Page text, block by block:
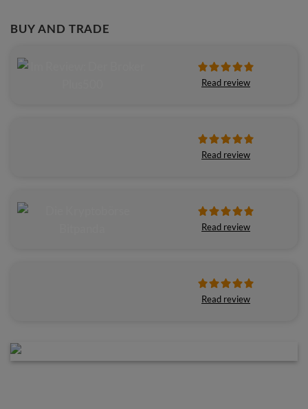
BUY AND TRADE
Read review
Read review
Read review
Read review